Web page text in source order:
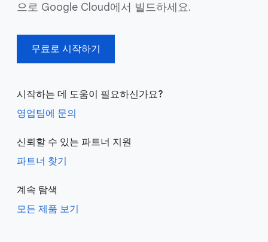
으로 Google Cloud에서 빌드하세요.
무료로 시작하기
시작하는 데 도움이 필요하신가요?
영업팀에 문의
신뢰할 수 있는 파트너 지원
파트너 찾기
계속 탐색
모든 제품 보기